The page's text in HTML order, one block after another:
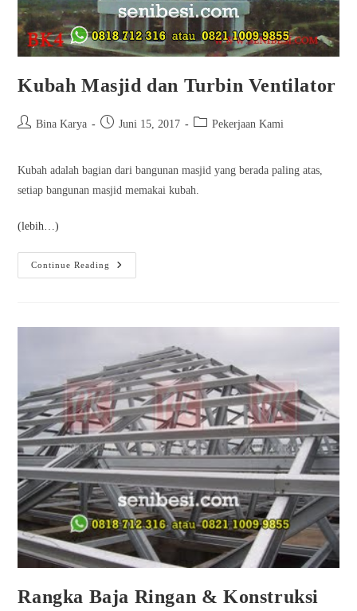
Kubah Masjid dan Turbin Ventilator
Bina Karya Juni 15, 2017 Pekerjaan Kami
Kubah adalah bagian dari bangunan masjid yang berada paling atas,
setiap bangunan masjid memakai kubah.
(lebih…)
Continue Reading
Rangka Baja Ringan & Konstruksi